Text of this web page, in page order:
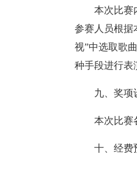
本次比赛
参赛人员根据
视”中选取歌
种手段进行表
九、奖项
本次比赛
十、经费